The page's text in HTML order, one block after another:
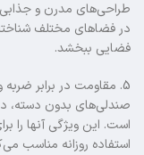
طراحی‌های مدرن و جذابی
در فضاهای مختلف
فضایی ببخشد.
5. مقاومت در برابر
صندلی‌های بدون دسته،
است. این ویژگی آنها را
استفاده روزانه مناسب